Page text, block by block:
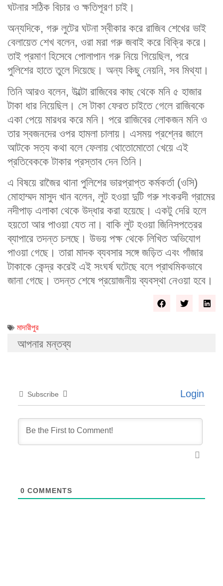
ঘটনার সঠিক বিচার ও ক্ষতিপূরণ চাই।
অন্যদিকে, গরু লুটের ঘটনা স্বীকার করে রাজিব শেখের ভাই
বেলায়েত শেখ বলেন, ওরা মরা গরু জবাই করে বিক্রি করে।
তাই প্রমাণ হিসেবে পোলাপান গরু নিয়ে গিয়েছিল, পরে
পুলিশের হাতে তুলে দিয়েছে। অন্য কিছু নেয়নি, সব মিথ্যা।
তিনি আরও বলেন, উল্টো রাজিবের কাছ থেকে মনি ৫ হাজার
টাকা ধার নিয়েছিল। সে টাকা ফেরত চাইতে গেলে রাজিবকে
একা পেয়ে মারধর করে মনি। পরে রাজিবের লোকজন মনি ও
তার স্বজনদের ওপর হামলা চালায়। এসময় প্রশ্নের জালে
আটকে সত্য কথা বলে ফেলায় থোতোমোতো খেয়ে এই
প্রতিবেককে টাকার প্রস্তাব দেন তিনি।
এ বিষয়ে রাজৈর থানা পুলিশের ভারপ্রাপ্ত কর্মকর্তা (ওসি)
মোহাম্মদ মাসুদ খান বলেন, লুট হওয়া দুটি গরু শংকরদী গ্রামের
নদীপাড় এলাকা থেকে উদ্ধার করা হয়েছে। একটু দেরি হলে
হয়তো আর পাওয়া যেত না। বাকি লুট হওয়া জিনিসপত্রের
ব্যাপারে তদন্ত চলছে। উভয় পক্ষ থেকে লিখিত অভিযোগ
পাওয়া গেছে। তারা মাদক ব্যবসার সঙ্গে জড়িত এবং গাঁজার
টাকাকে কেন্দ্র করেই এই সংঘর্ষ ঘটেছে বলে প্রাথমিকভাবে
জানা গেছে। তদন্ত শেষে প্রয়োজনীয় ব্যবস্থা নেওয়া হবে।
মাদারীপুর
আপনার মন্তব্য
Subscribe Login
0 COMMENTS